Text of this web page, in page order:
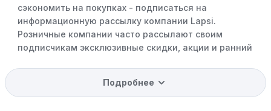
сэкономить на покупках - подписаться на
информационную рассылку компании Lapsi.
Розничные компании часто рассылают своим
подписчикам эксклюзивные скидки, акции и ранний
Программы вознаграждений: Скорее всего, в
компании Lapsi есть программы поощрения,
Подробнее